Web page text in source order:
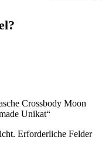
Crossbody Moon
Unikat“
Erforderliche Felder